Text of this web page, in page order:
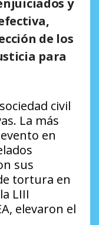
de los
para
civil
La más
en
sus
tortura en
LIII
elevaron el